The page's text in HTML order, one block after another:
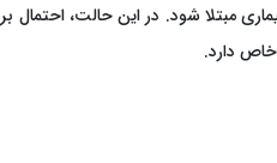
مبتلا شود. در این حالت، احتمال
دارد.